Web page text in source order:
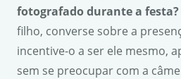
fotografado durante a festa?
filho, converse sobre a
incentive-o a ser ele mesmo,
sem se preocupar com a